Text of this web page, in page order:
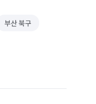
부산 북구